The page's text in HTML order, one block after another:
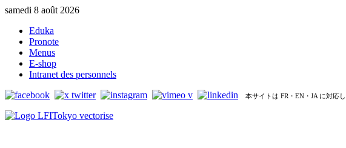
samedi 8 août 2026
Eduka
Pronote
Menus
E-shop
Intranet des personnels
本サイトは FR・EN・JA に対応し